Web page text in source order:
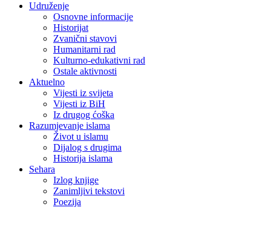
Udruženje
Osnovne informacije
Historijat
Zvanični stavovi
Humanitarni rad
Kulturno-edukativni rad
Ostale aktivnosti
Aktuelno
Vijesti iz svijeta
Vijesti iz BiH
Iz drugog ćoška
Razumjevanje islama
Život u islamu
Dijalog s drugima
Historija islama
Sehara
Izlog knjige
Zanimljivi tekstovi
Poezija